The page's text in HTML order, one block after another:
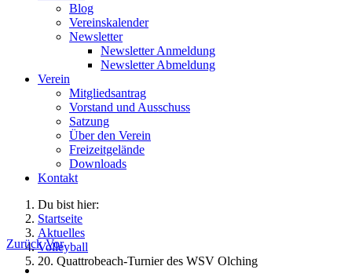
Blog
Vereinskalender
Newsletter
Newsletter Anmeldung
Newsletter Abmeldung
Verein
Mitgliedsantrag
Vorstand und Ausschuss
Satzung
Über den Verein
Freizeitgelände
Downloads
Kontakt
Du bist hier:
Startseite
Aktuelles
Volleyball
20. Quattrobeach-Turnier des WSV Olching
Zurück Vor
Zeige